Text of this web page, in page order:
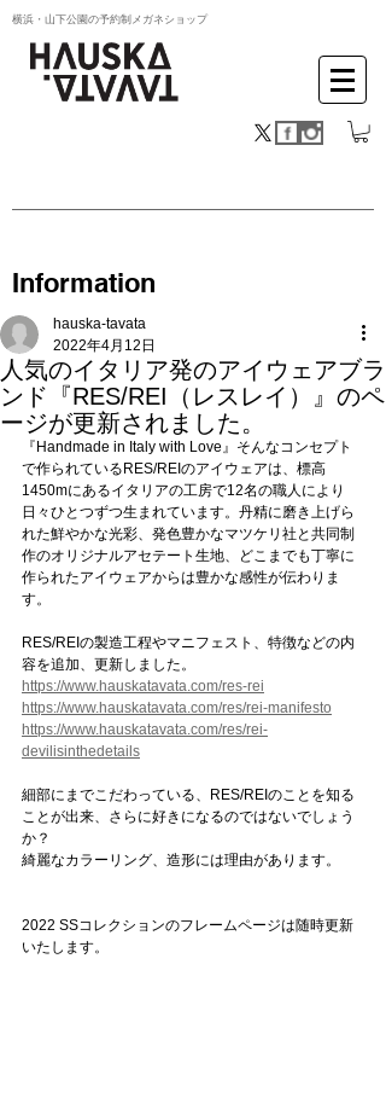
横浜・山下公園の予約制メガネショップ
Information
人気のイタリア発のアイウェアブラ
ンド『RES/REI（レスレイ）』のペ
ージが更新されました。
hauska-tavata
2022年4月12日
『Handmade in Italy with Love』そんなコンセプト
で作られているRES/REIのアイウェアは、標高
1450mにあるイタリアの工房で12名の職人により
日々ひとつずつ生まれています。丹精に磨き上げら
れた鮮やかな光彩、発色豊かなマツケリ社と共同制
作のオリジナルアセテート生地、どこまでも丁寧に
作られたアイウェアからは豊かな感性が伝わりま
す。
RES/REIの製造工程やマニフェスト、特徴などの内
容を追加、更新しました。
https://www.hauskatavata.com/res-rei
https://www.hauskatavata.com/res/rei-manifesto
https://www.hauskatavata.com/res/rei-
devilisinthedetails
細部にまでこだわっている、RES/REIのことを知る
ことが出来、さらに好きになるのではないでしょう
か？
綺麗なカラーリング、造形には理由があります。
2022 SSコレクションのフレームページは随時更新
いたします。